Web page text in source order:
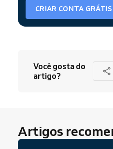
CRIAR CONTA GRÁTIS
Você gosta do
artigo?
Artigos